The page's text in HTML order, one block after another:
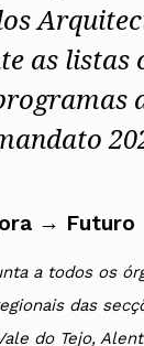
as listas
→ Futuro
a todos os
das
do Tejo,